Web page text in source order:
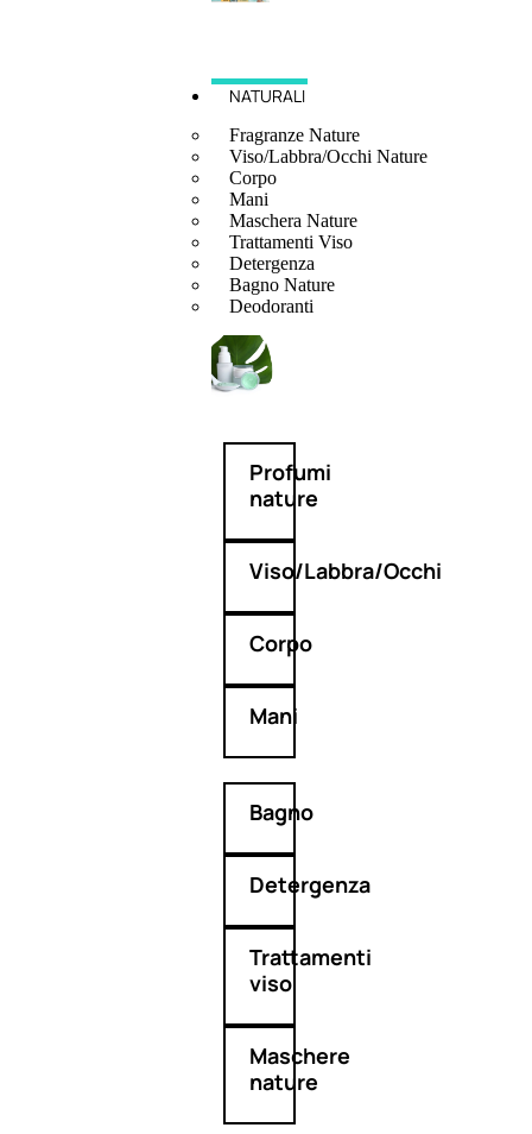
NATURALI
Fragranze Nature
Viso/Labbra/Occhi Nature
Corpo
Mani
Maschera Nature
Trattamenti Viso
Detergenza
Bagno Nature
Deodoranti
Profumi
nature
Viso/Labbra/Occhi
Corpo
Mani
Bagno
Detergenza
Trattamenti
viso
Maschere
nature